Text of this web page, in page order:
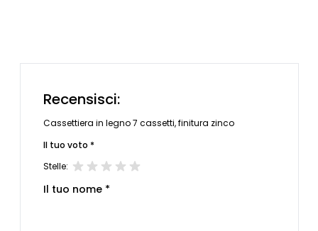
Recensisci:
Cassettiera in legno 7 cassetti, finitura zinco
Il tuo voto *
Stelle:
Il tuo nome *